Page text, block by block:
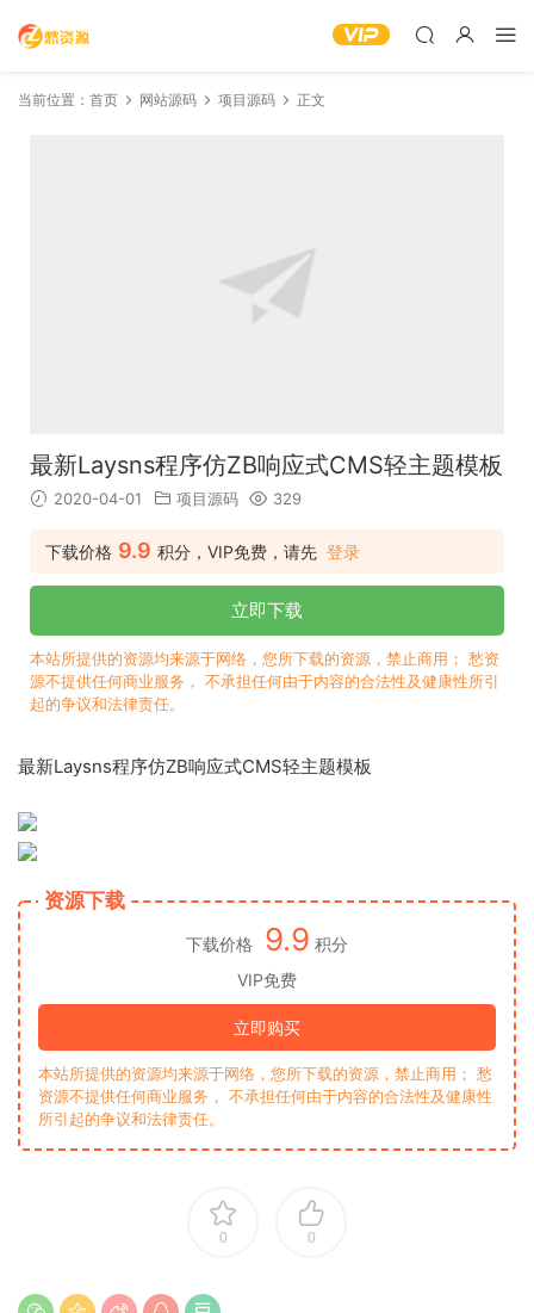
当前位置： 首页 网站源码 项目源码 正文
最新Laysns程序仿ZB响应式CMS轻主题模板
2020-04-01 项目源码 329
下载价格 9.9 积分，VIP免费，请先 登录
立即下载
本站所提供的资源均来源于网络，您所下载的资源，禁止商用； 愁资
源不提供任何商业服务， 不承担任何由于内容的合法性及健康性所引
起的争议和法律责任。
最新Laysns程序仿ZB响应式CMS轻主题模板
资源下载
下载价格 9.9 积分
VIP免费
立即购买
本站所提供的资源均来源于网络，您所下载的资源，禁止商用； 愁
资源不提供任何商业服务， 不承担任何由于内容的合法性及健康性
所引起的争议和法律责任。
0 0